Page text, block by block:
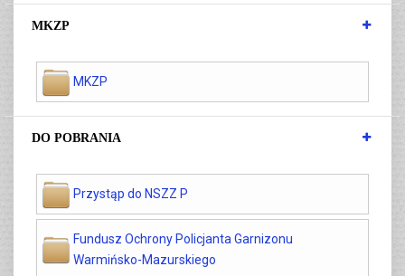
MKZP
MKZP
DO POBRANIA
Przystąp do NSZZ P
Fundusz Ochrony Policjanta Garnizonu
Warmińsko-Mazurskiego